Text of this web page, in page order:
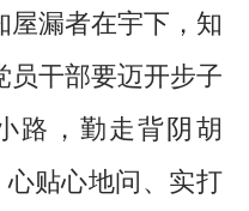
屋漏者在宇下，知
员干部要迈开步子
路，勤走背阴胡
贴心地问、实打